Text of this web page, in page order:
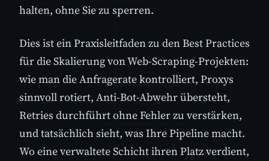
halten, ohne Sie zu sperren.
Dies ist ein Praxisleitfaden zu den Best Practices
für die Skalierung von Web-Scraping-Projekten:
wie man die Anfragerate kontrolliert, Proxys
sinnvoll rotiert, Anti-Bot-Abwehr übersteht,
Retries durchführt ohne Fehler zu verstärken,
und tatsächlich sieht, was Ihre Pipeline macht.
Wo eine verwaltete Schicht ihren Platz verdient,